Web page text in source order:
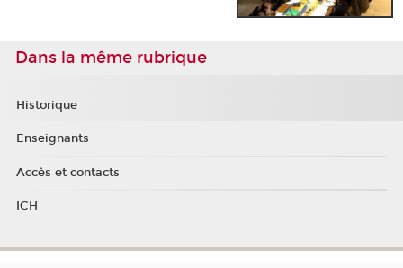
Dans la même rubrique
Historique
Enseignants
Accès et contacts
ICH